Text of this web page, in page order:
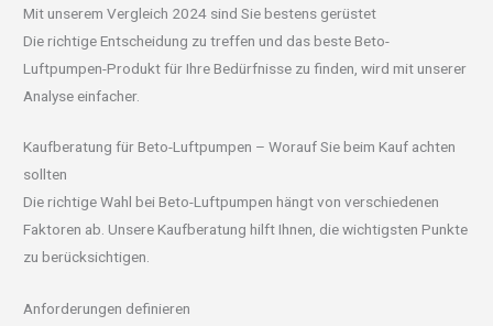
Mit unserem Vergleich 2024 sind Sie bestens gerüstet
Die richtige Entscheidung zu treffen und das beste Beto-
Luftpumpen-Produkt für Ihre Bedürfnisse zu finden, wird mit unserer
Analyse einfacher.
Kaufberatung für Beto-Luftpumpen – Worauf Sie beim Kauf achten
sollten
Die richtige Wahl bei Beto-Luftpumpen hängt von verschiedenen
Faktoren ab. Unsere Kaufberatung hilft Ihnen, die wichtigsten Punkte
zu berücksichtigen.
Anforderungen definieren